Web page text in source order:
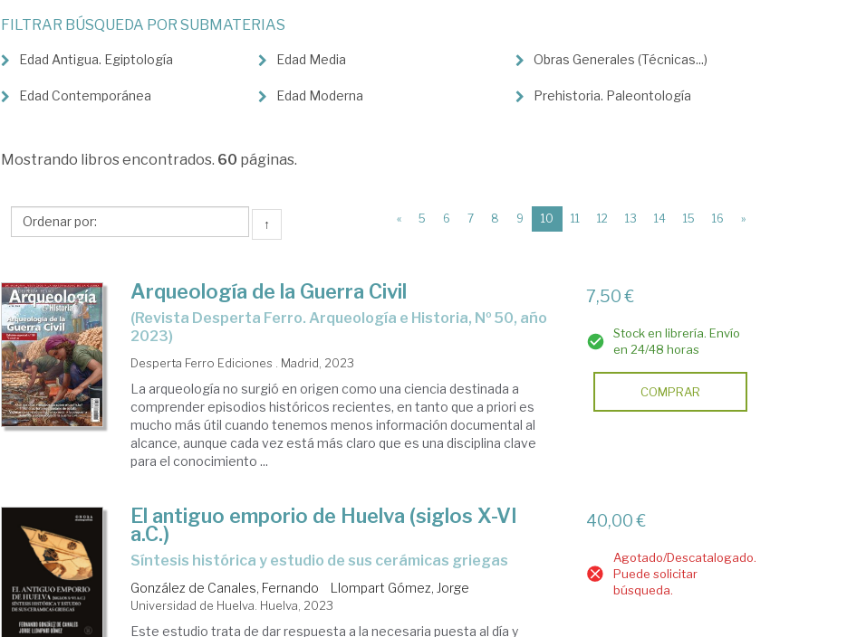
Historia
Ciencias
Humanas
Arqueología
FILTRAR BÚSQUEDA POR SUBMATERIAS
Edad Antigua. Egiptología
Edad Contemporánea
Edad Media
Edad Moderna
Obras Generales (Técnicas...)
Prehistoria. Paleontología
Mostrando libros encontrados. 60 páginas.
↑ « 5 6 7 8 9 10 (current)
11 12 13 14 15 16 »
Arqueología de la Guerra Civil
(Revista Desperta Ferro. Arqueología e Historia, Nº 50, año
2023)
Desperta Ferro Ediciones . Madrid, 2023
La arqueología no surgió en origen como una ciencia destinada a
comprender episodios históricos recientes, en tanto que a priori es
mucho más útil cuando tenemos menos información documental al
alcance, aunque cada vez está más claro que es una disciplina clave
para el conocimiento ...
7,50 €
Stock en librería. Envío
en 24/48 horas
COMPRAR
El antiguo emporio de Huelva (siglos X-VI
a.C.)
Síntesis histórica y estudio de sus cerámicas griegas
González de Canales, Fernando Llompart Gómez, Jorge
Universidad de Huelva. Huelva, 2023
Este estudio trata de dar respuesta a la necesaria puesta al día y
40,00 €
Agotado/Descatalogado.
Puede solicitar
búsqueda.